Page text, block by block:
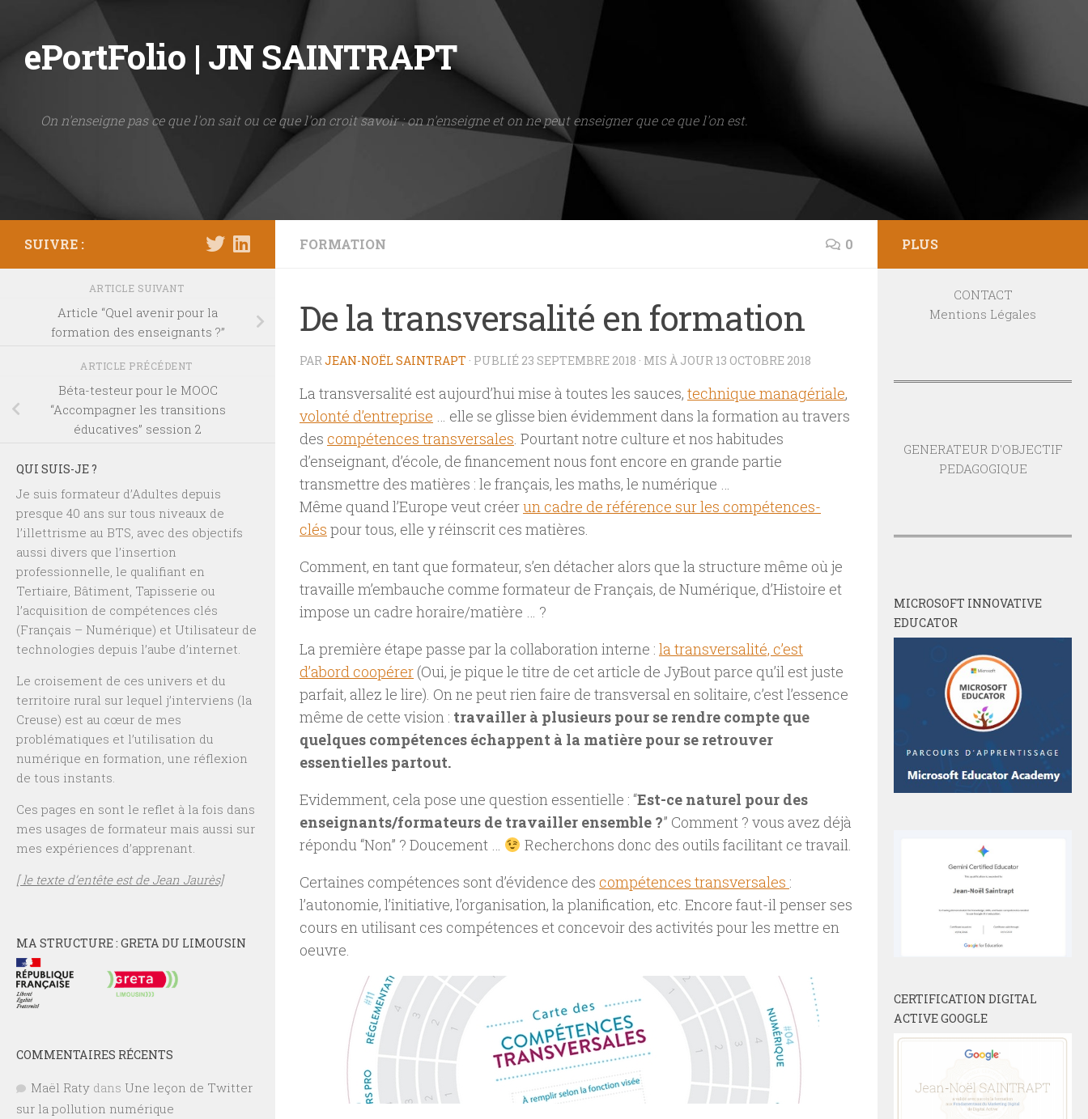
Skip to content
ePortFolio | JN SAINTRAPT
On n'enseigne pas ce que l'on sait ou ce que l'on croit savoir : on n'enseigne et on ne peut enseigner que ce que l'on est.
FORMATION 0
De la transversalité en formation
PARJEAN-NOËL SAINTRAPT · PUBLIÉ 23 SEPTEMBRE 2018 · MIS À JOUR 13 OCTOBRE 2018
La transversalité est aujourd’hui mise à toutes les sauces, technique managériale,
volonté d’entreprise … elle se glisse bien évidemment dans la formation au travers
des compétences transversales. Pourtant notre culture et nos habitudes
d’enseignant, d’école, de financement nous font encore en grande partie
transmettre des matières : le français, les maths, le numérique …
Même quand l’Europe veut créerun cadre de référence sur les compétences-
clés pour tous, elle y réinscrit ces matières.
Comment, en tant que formateur, s’en détacher alors que la structure même où je
travaille m’embauche comme formateur de Français, de Numérique, d’Histoire et
impose un cadre horaire/matière … ?
La première étape passe par la collaboration interne : la transversalité, c’est
d’abord coopérer (Oui, je pique le titre de cet article de JyBout parce qu’il est juste
parfait, allez le lire). On ne peut rien faire de transversal en solitaire, c’est l’essence
même de cette vision : travailler à plusieurs pour se rendre compte que
quelques compétences échappent à la matière pour se retrouver
essentielles partout.
Evidemment, cela pose une question essentielle : “Est-ce naturel pour des
enseignants/formateurs de travailler ensemble ?” Comment ? vous avez déjà
répondu “Non” ? Doucement …
Recherchons donc des outils facilitant ce travail.
Certaines compétences sont d’évidence des compétences transversales :
l’autonomie, l’initiative, l’organisation, la planification, etc. Encore faut-il penser ses
cours en utilisant ces compétences et concevoir des activités pour les mettre en
oeuvre.
SUIVRE :
ARTICLE SUIVANT
Article “Quel avenir pour la
formation des enseignants ?”
ARTICLE PRÉCÉDENT
Béta-testeur pour le MOOC
“Accompagner les transitions
éducatives” session 2
QUI SUIS-JE ?
Je suis formateur d’Adultes depuis
presque 40 ans sur tous niveaux de
l’illettrisme au BTS, avec des objectifs
aussi divers que l’insertion
professionnelle, le qualifiant en
Tertiaire, Bâtiment, Tapisserie ou
l’acquisition de compétences clés
(Français – Numérique) et Utilisateur de
technologies depuis l’aube d’internet.
Le croisement de ces univers et du
territoire rural sur lequel j’interviens (la
Creuse) est au cœur de mes
problématiques et l’utilisation du
numérique en formation, une réflexion
de tous instants.
Ces pages en sont le reflet à la fois dans
mes usages de formateur mais aussi sur
mes expériences d’apprenant.
[ le texte d’entête est de Jean Jaurès]
MA STRUCTURE : GRETA DU LIMOUSIN
COMMENTAIRES RÉCENTS
Maël Raty dans Une leçon de Twitter
sur la pollution numérique
PLUS
CONTACT
Mentions Légales
GENERATEUR D'OBJECTIF
PEDAGOGIQUE
MICROSOFT INNOVATIVE
EDUCATOR
CERTIFICATION DIGITAL
ACTIVE GOOGLE